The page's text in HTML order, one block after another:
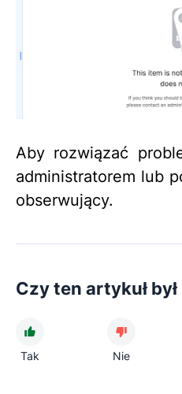
Aby rozwiązać
administratorem lub
obserwujący.
Czy ten artykuł
Tak Nie